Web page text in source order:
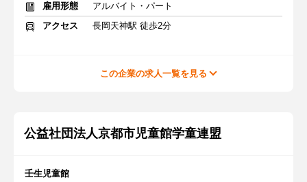
雇用形態
アルバイト・パート
アクセス
長岡天神駅 徒歩2分
この企業の求人一覧を見る
公益社団法人京都市児童館学童連盟
壬生児童館